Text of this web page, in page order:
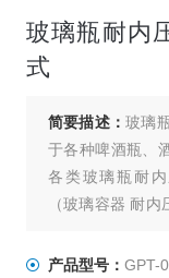
玻璃瓶耐内
式
简要描述：玻璃
于各种啤酒瓶、
各类玻璃瓶耐
（玻璃容器 耐
压试验和爆破压
产品型号： GPT-